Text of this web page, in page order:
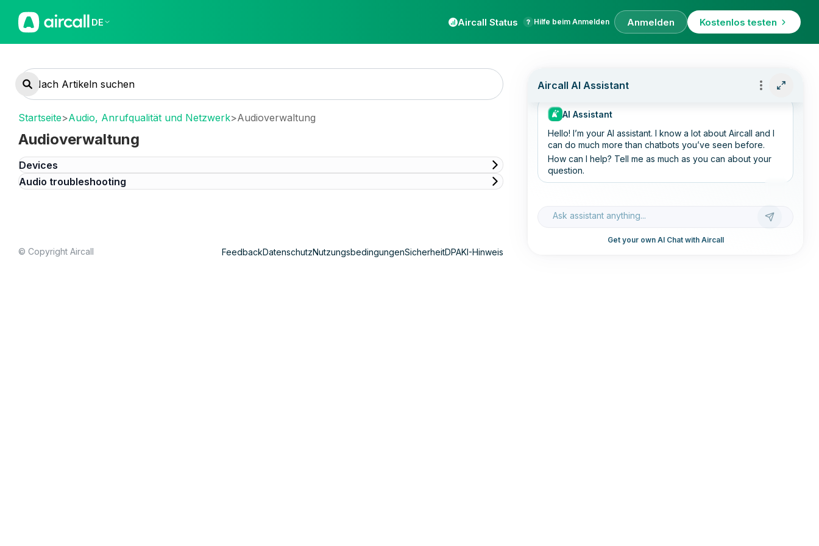
DE Aircall Status Hilfe beim Anmelden Anmelden Kostenlos testen
Startseite>Audio, Anrufqualität und Netzwerk>Audioverwaltung
Audioverwaltung
Devices
Audio troubleshooting
© Copyright Aircall FeedbackDatenschutzNutzungsbedingungenSicherheitDPAKI-Hinweis